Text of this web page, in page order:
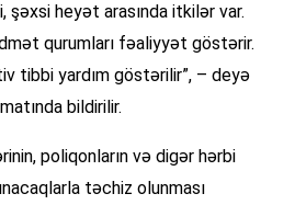
şəxsi heyət arasında itkilər var.
qurumları fəaliyyət göstərir.
tibbi yardım göstərilir”, – deyə
bildirilir.
poliqonların və digər hərbi
təchiz olunması